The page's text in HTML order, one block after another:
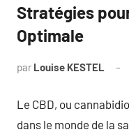
Stratégies
Optimale
par Louise KESTEL
Le CBD, ou
dans le monde de la